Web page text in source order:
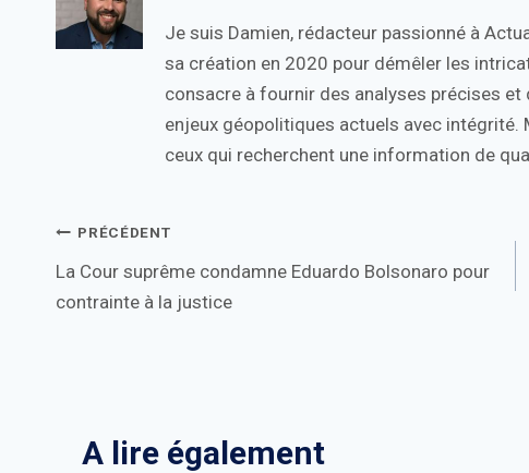
Je suis Damien, rédacteur passionné à
sa création en 2020 pour démêler les
consacre à fournir des analyses précises
enjeux géopolitiques actuels avec
ceux qui recherchent une information de
Navigation
de
PRÉCÉDENT
La Cour suprême condamne Eduardo Bolsonaro pour
contrainte à la justice
A lire également